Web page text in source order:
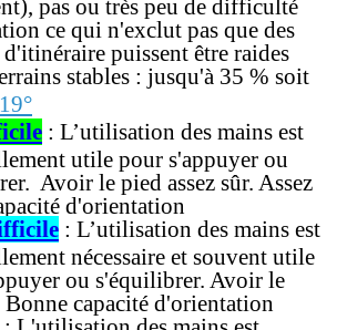
pas ou très peu de difficulté
ce qui n'exclut pas que des
puissent être raides
stables : jusqu'à 35 % soit
: L’utilisation des mains est
utile pour s'appuyer ou
Avoir le pied assez sûr. Assez
d'orientation
: L’utilisation des mains est
nécessaire et souvent utile
ou s'équilibrer. Avoir le
Bonne capacité d'orientation